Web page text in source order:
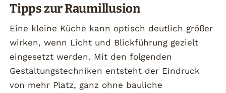
Tipps zur Raumillusion
Eine kleine Küche kann optisch deutlich größer
wirken, wenn Licht und Blickführung gezielt
eingesetzt werden. Mit den folgenden
Gestaltungstechniken entsteht der Eindruck
von mehr Platz, ganz ohne bauliche